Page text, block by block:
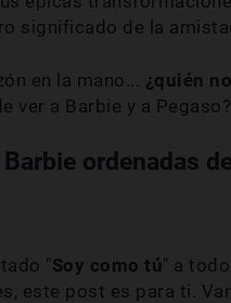
significado de la
en la mano... ¿quién
ver a Barbie y a
ordenadas
" Soy como tú" a
este post es para ti.